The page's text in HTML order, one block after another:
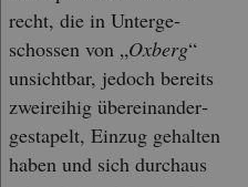
recht, die in Un­ter­ge­
schos­sen von „Ox­berg“
un­sicht­bar, je­doch be­reits
zwei­rei­hig über­ein­an­der­
ge­sta­pelt, Ein­zug ge­hal­ten
haben und sich durch­aus